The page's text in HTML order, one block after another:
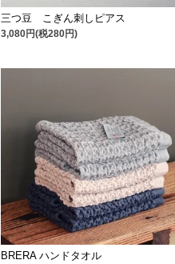
三つ豆 こぎん刺しピアス
3,080円(税280円)
BRERA ハンドタオル